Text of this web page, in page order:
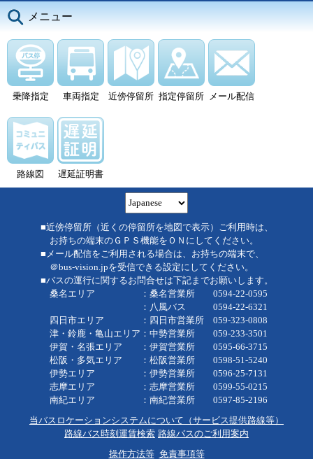
メニュー
乗降指定 車両指定 近傍停留所 指定停留所 メール配信
路線図 遅延証明書
■近傍停留所（近くの停留所を地図で表示）ご利用時は、
お持ちの端末のＧＰＳ機能をＯＮにしてください。
■メール配信をご利用される場合は、お持ちの端末で、
＠bus-vision.jpを受信できる設定にしてください。
■バスの運行に関するお問合せは下記までお願いします。
桑名エリア ：桑名営業所 0594-22-0595
：八風バス 0594-22-6321
四日市エリア ：四日市営業所 059-323-0808
津・鈴鹿・亀山エリア：中勢営業所 059-233-3501
伊賀・名張エリア ：伊賀営業所 0595-66-3715
松阪・多気エリア ：松阪営業所 0598-51-5240
伊勢エリア ：伊勢営業所 0596-25-7131
志摩エリア ：志摩営業所 0599-55-0215
南紀エリア ：南紀営業所 0597-85-2196
当バスロケーションシステムについて（サービス提供路線等）
路線バス時刻運賃検索 路線バスのご利用案内
操作方法等 免責事項等